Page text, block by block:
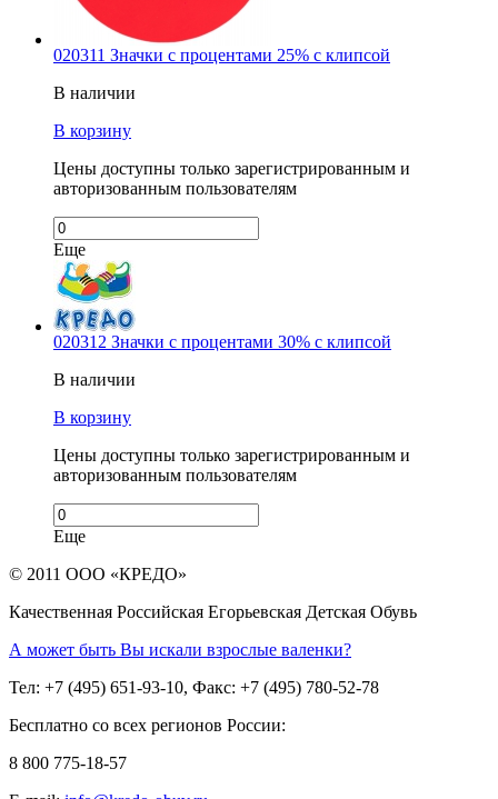
020311 Значки с процентами 25% с клипсой
В наличии
В корзину
Цены доступны только зарегистрированным и
авторизованным пользователям
Еще
020312 Значки с процентами 30% с клипсой
В наличии
В корзину
Цены доступны только зарегистрированным и
авторизованным пользователям
Еще
© 2011 ООО «КРЕДО»
Качественная Российская Егорьевская Детская Обувь
А может быть Вы искали взрослые валенки?
Тел: +7 (495) 651-93-10, Факс: +7 (495) 780-52-78
Бесплатно со всех регионов России:
8 800 775-18-57